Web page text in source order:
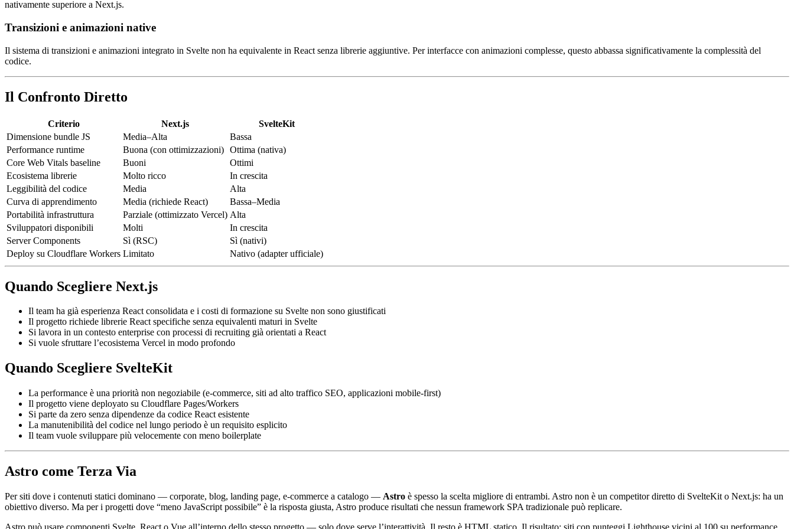
nativamente superiore a Next.js.
Transizioni e animazioni native
Il sistema di transizioni e animazioni integrato in Svelte non ha equivalente in React senza librerie aggiuntive. Per interfacce con animazioni complesse, questo abbassa significativamente la complessità del
codice.
Il Confronto Diretto
Criterio Next.js
SvelteKit
Dimensione bundle JS
Media–Alta
Bassa
Performance runtime
Buona (con ottimizzazioni) Ottima (nativa)
Core Web Vitals baseline
Buoni
Ottimi
Ecosistema librerie
Molto ricco
In crescita
Leggibilità del codice
Media
Alta
Curva di apprendimento
Media (richiede React)
Bassa–Media
Portabilità infrastruttura
Parziale (ottimizzato Vercel) Alta
Sviluppatori disponibili
Molti
In crescita
Server Components
Sì (RSC)
Sì (nativi)
Deploy su Cloudflare Workers Limitato Nativo (adapter ufficiale)
Quando Scegliere Next.js
Il team ha già esperienza React consolidata e i costi di formazione su Svelte non sono giustificati
Il progetto richiede librerie React specifiche senza equivalenti maturi in Svelte
Si lavora in un contesto enterprise con processi di recruiting già orientati a React
Si vuole sfruttare l’ecosistema Vercel in modo profondo
Quando Scegliere SvelteKit
La performance è una priorità non negoziabile (e-commerce, siti ad alto traffico SEO, applicazioni mobile-first)
Il progetto viene deployato su Cloudflare Pages/Workers
Si parte da zero senza dipendenze da codice React esistente
La manutenibilità del codice nel lungo periodo è un requisito esplicito
Il team vuole sviluppare più velocemente con meno boilerplate
Astro come Terza Via
Per siti dove i contenuti statici dominano — corporate, blog, landing page, e-commerce a catalogo — Astro è spesso la scelta migliore di entrambi. Astro non è un competitor diretto di SvelteKit o Next.js: ha un
obiettivo diverso. Ma per i progetti dove “meno JavaScript possibile” è la risposta giusta, Astro produce risultati che nessun framework SPA tradizionale può replicare.
Astro può usare componenti Svelte, React o Vue all’interno dello stesso progetto — solo dove serve l’interattività. Il resto è HTML statico. Il risultato: siti con punteggi Lighthouse vicini al 100 su performance